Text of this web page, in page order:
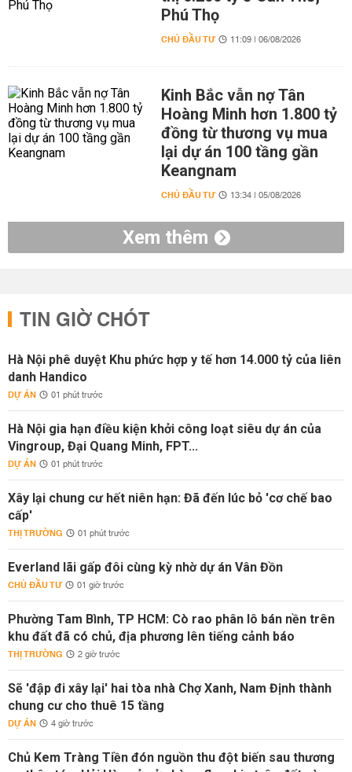
Phú Thọ
CHỦ ĐẦU TƯ 11:09 | 06/08/2026
Kinh Bắc vẫn nợ Tân
Hoàng Minh hơn 1.800 tỷ
đồng từ thương vụ mua
lại dự án 100 tầng gần
Keangnam
CHỦ ĐẦU TƯ 13:34 | 05/08/2026
Xem thêm
TIN GIỜ CHÓT
Hà Nội phê duyệt Khu phức hợp y tế hơn 14.000 tỷ của liên
danh Handico
DỰ ÁN 01 phút trước
Hà Nội gia hạn điều kiện khởi công loạt siêu dự án của
Vingroup, Đại Quang Minh, FPT...
DỰ ÁN 01 phút trước
Xây lại chung cư hết niên hạn: Đã đến lúc bỏ 'cơ chế bao
cấp'
THỊ TRƯỜNG 01 phút trước
Everland lãi gấp đôi cùng kỳ nhờ dự án Vân Đồn
CHỦ ĐẦU TƯ 01 giờ trước
Phường Tam Bình, TP HCM: Cò rao phân lô bán nền trên
khu đất đã có chủ, địa phương lên tiếng cảnh báo
THỊ TRƯỜNG 2 giờ trước
Sẽ 'đập đi xây lại' hai tòa nhà Chợ Xanh, Nam Định thành
chung cư cho thuê 15 tầng
DỰ ÁN 4 giờ trước
Chủ Kem Tràng Tiền đón nguồn thu đột biến sau thương